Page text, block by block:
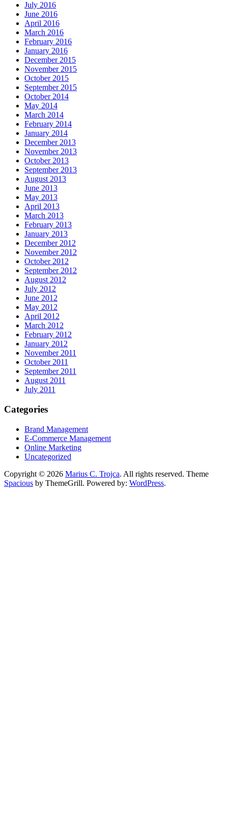
July 2016
June 2016
April 2016
March 2016
February 2016
January 2016
December 2015
November 2015
October 2015
September 2015
October 2014
May 2014
March 2014
February 2014
January 2014
December 2013
November 2013
October 2013
September 2013
August 2013
June 2013
May 2013
April 2013
March 2013
February 2013
January 2013
December 2012
November 2012
October 2012
September 2012
August 2012
July 2012
June 2012
May 2012
April 2012
March 2012
February 2012
January 2012
November 2011
October 2011
September 2011
August 2011
July 2011
Categories
Brand Management
E-Commerce Management
Online Marketing
Uncategorized
Copyright © 2026 Marius C. Trojca. All rights reserved. Theme
Spacious by ThemeGrill. Powered by: WordPress.